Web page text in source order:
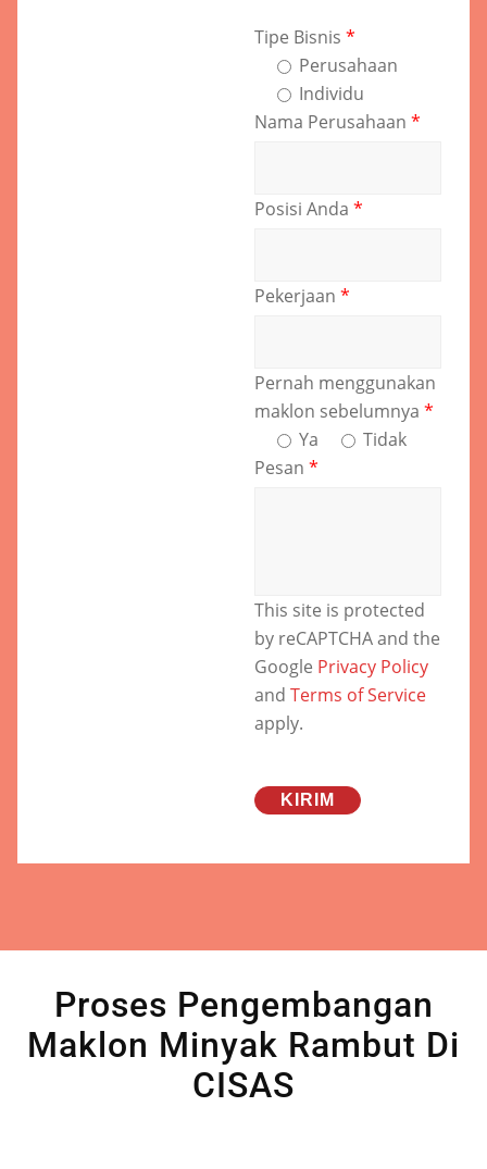
Tipe Bisnis *
Perusahaan
Individu
Nama Perusahaan *
Posisi Anda *
Pekerjaan *
Pernah menggunakan
maklon sebelumnya *
Ya
Tidak
Pesan *
This site is protected
by reCAPTCHA and the
Google Privacy Policy
and Terms of Service
apply.
Proses Pengembangan
Maklon Minyak Rambut Di
CISAS